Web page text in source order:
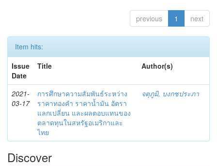
previous 1 next
Item hits:
Issue
Date
Title Author(s)
2021-
03-17
การศึกษาความสัมพันธ์ระหว่าง
ราคาทองคำ ราคาน้ำมัน อัตรา
แลกเปลี่ยน และผลตอบแทนของ
ตลาดทุนในสหรัฐอเมริกาและ
ไทย
จตุภูมิ, บงกชประภา
Discover